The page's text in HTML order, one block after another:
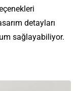
detayları
sağlayabiliyor.